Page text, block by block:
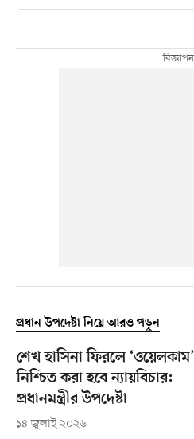
প্রধান উপদেষ্টা নিয়ে আরও পড়ুন
শেখ হাসিনা ফিরলে
নিশ্চিত করা হবে ন্যায়বিচার:
প্রধানমন্ত্রীর উপদেষ্টা
১৪ জুলাই ২০২৬